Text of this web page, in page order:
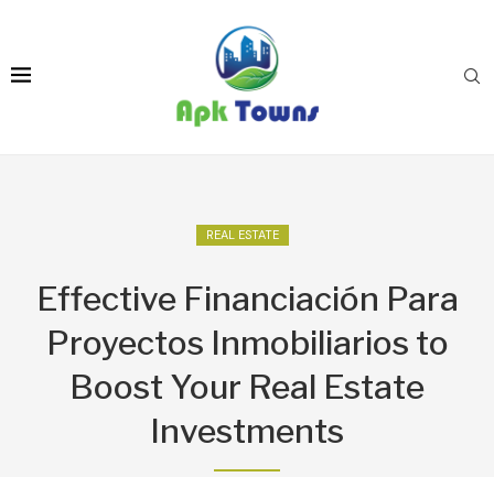
REAL ESTATE
Effective Financiación Para
Proyectos Inmobiliarios to
Boost Your Real Estate
Investments